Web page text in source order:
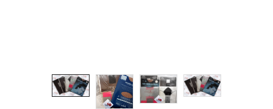
Cappelli (16)
Cerniere lampo / Zip/Fibbie (27)